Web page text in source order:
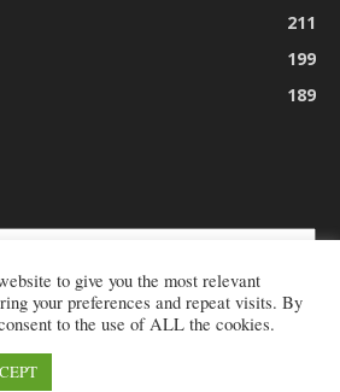
211
199
189
rights reserved - Etnie -
to give you the most relevant
your preferences and repeat visits. By
to the use of ALL the cookies.